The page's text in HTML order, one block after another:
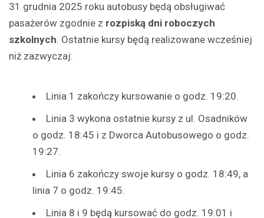
31 grudnia 2025 roku autobusy będą obsługiwać
pasażerów zgodnie z rozpiską dni roboczych
szkolnych. Ostatnie kursy będą realizowane wcześniej
niż zazwyczaj:
Linia 1 zakończy kursowanie o godz. 19:20.
Linia 3 wykona ostatnie kursy z ul. Osadników
o godz. 18:45 i z Dworca Autobusowego o godz.
19:27.
Linia 6 zakończy swoje kursy o godz. 18:49, a
linia 7 o godz. 19:45.
Linia 8 i 9 będą kursować do godz. 19:01 i